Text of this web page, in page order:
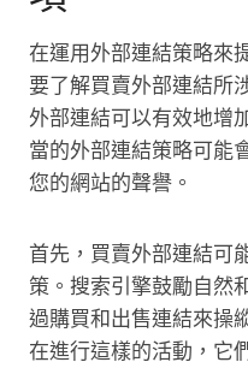
在運用外部連結策略來
要了解買賣外部連結所
外部連結可以有效地增
當的外部連結策略可能
您的網站的聲譽。
首先，買賣外部連結可
策。搜索引擎鼓勵自然
過購買和出售連結來操
在進行這樣的活動，它